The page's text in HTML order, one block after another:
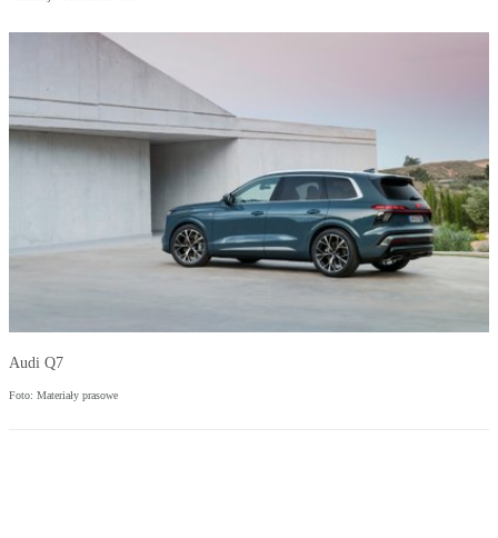
Audi Q7
Foto: Materiały prasowe